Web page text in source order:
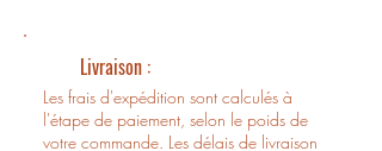
Livraison :
Les frais d'expédition sont calculés à
l'étape de paiement, selon le poids de
votre commande. Les délais de livraison